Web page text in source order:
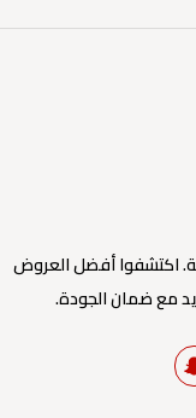
اكتشفوا أفضل العروض
مع ضمان الجودة.